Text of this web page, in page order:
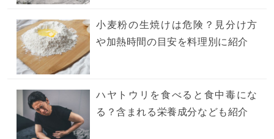
小麦粉の生焼けは危険？見分け方
や加熱時間の目安を料理別に紹介
ハヤトウリを食べると食中毒にな
る？含まれる栄養成分なども紹介